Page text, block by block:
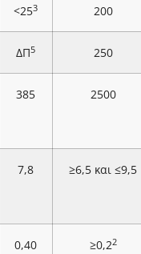
<253 200
ΔΠ5 250
385 2500
7,8 ≥6,5 και ≤9,5
0,40 ≥0,22